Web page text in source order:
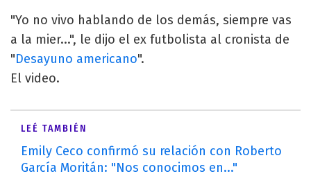
"Yo no vivo hablando de los demás, siempre vas
a la mier...", le dijo el ex futbolista al cronista de
"Desayuno americano".
El video.
LEÉ TAMBIÉN
Emily Ceco confirmó su relación con Roberto
García Moritán: "Nos conocimos en..."